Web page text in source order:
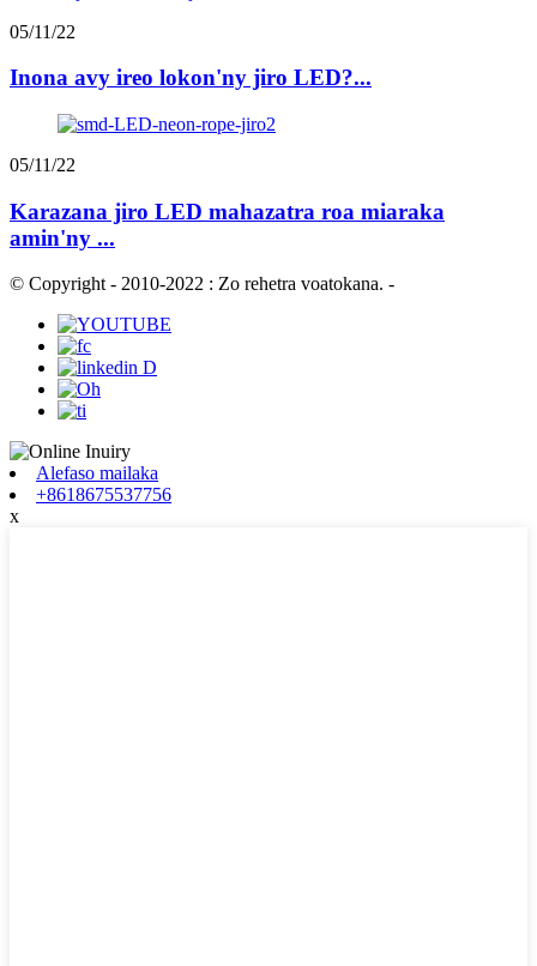
05/11/22
Inona avy ireo lokon'ny jiro LED?...
05/11/22
Karazana jiro LED mahazatra roa miaraka
amin'ny ...
© Copyright - 2010-2022 : Zo rehetra voatokana. -
Alefaso mailaka
+8618675537756
x